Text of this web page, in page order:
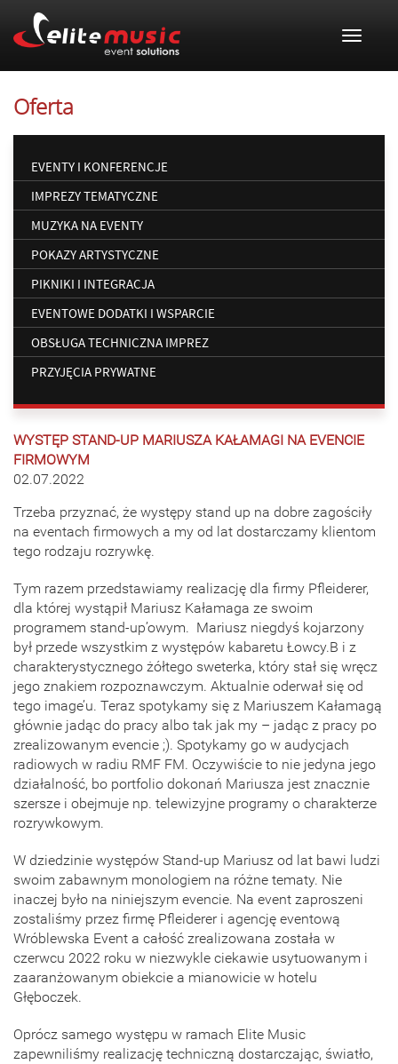
Toggle
Oferta
EVENTY I KONFERENCJE
IMPREZY TEMATYCZNE
MUZYKA NA EVENTY
POKAZY ARTYSTYCZNE
PIKNIKI I INTEGRACJA
EVENTOWE DODATKI I WSPARCIE
OBSŁUGA TECHNICZNA IMPREZ
PRZYJĘCIA PRYWATNE
WYSTĘP STAND-UP MARIUSZA KAŁAMAGI NA EVENCIE
FIRMOWYM
02.07.2022
Trzeba przyznać, że występy stand up na dobre zagościły
na eventach firmowych a my od lat dostarczamy klientom
tego rodzaju rozrywkę.
Tym razem przedstawiamy realizację dla firmy Pfleiderer,
dla której wystąpił Mariusz Kałamaga ze swoim
programem stand-up’owym. Mariusz niegdyś kojarzony
był przede wszystkim z występów kabaretu Łowcy.B i z
charakterystycznego żółtego sweterka, który stał się wręcz
jego znakiem rozpoznawczym. Aktualnie oderwał się od
tego image’u. Teraz spotykamy się z Mariuszem Kałamagą
głównie jadąc do pracy albo tak jak my – jadąc z pracy po
zrealizowanym evencie ;). Spotykamy go w audycjach
radiowych w radiu RMF FM. Oczywiście to nie jedyna jego
działalność, bo portfolio dokonań Mariusza jest znacznie
szersze i obejmuje np. telewizyjne programy o charakterze
rozrywkowym.
W dziedzinie występów Stand-up Mariusz od lat bawi ludzi
swoim zabawnym monologiem na różne tematy. Nie
inaczej było na niniejszym evencie. Na event zaproszeni
zostaliśmy przez firmę Pfleiderer i agencję eventową
Wróblewska Event a całość zrealizowana została w
czerwcu 2022 roku w niezwykle ciekawie usytuowanym i
zaaranżowanym obiekcie a mianowicie w hotelu
Głęboczek.
Oprócz samego występu w ramach Elite Music
zapewniliśmy realizację techniczną dostarczając, światło,